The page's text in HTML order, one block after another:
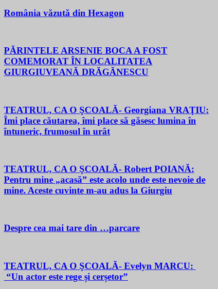
România văzută din Hexagon
PĂRINTELE ARSENIE BOCA A FOST
COMEMORAT ÎN LOCALITATEA
GIURGIUVEANĂ DRĂGĂNESCU
TEATRUL, CA O ŞCOALĂ- Georgiana VRAŢIU:
Îmi place căutarea, îmi place să găsesc lumina în
întuneric, frumosul în urât
TEATRUL, CA O ŞCOALĂ- Robert POIANĂ:
Pentru mine „acasă” este acolo unde este nevoie de
mine. Aceste cuvinte m-au adus la Giurgiu
Despre cea mai tare din …parcare
TEATRUL, CA O ŞCOALĂ- Evelyn MARCU:
“Un actor este rege și cerșetor”